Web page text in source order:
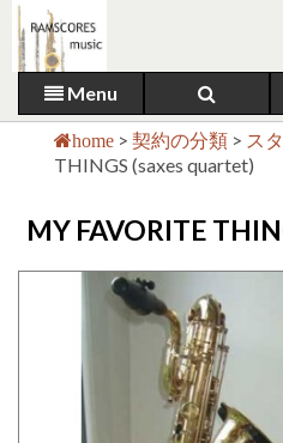
Menu
home > 契約の分類 > ス
THINGS (saxes quartet)
MY FAVORITE